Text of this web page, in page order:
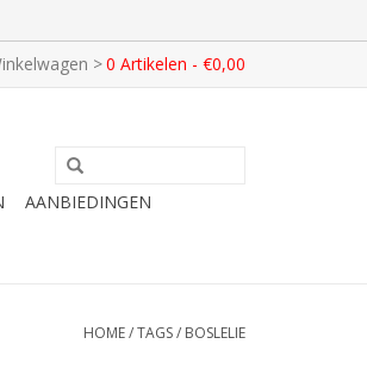
>0 Artikelen - €0,00
AANBIEDINGEN
HOME/TAGS/ BOSLELIE